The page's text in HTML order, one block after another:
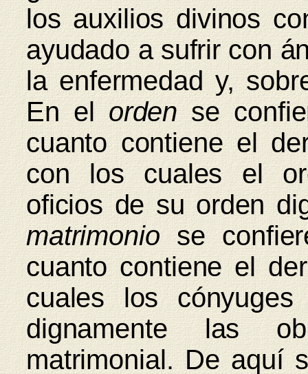
los auxilios divinos
ayudado a sufrir con
la enfermedad y,
En elordense
cuanto contiene el
con los cuales el
oficios de su orden
matrimoniose
cuanto contiene el
cuales los
dignamente las
matrimonial. De aquí